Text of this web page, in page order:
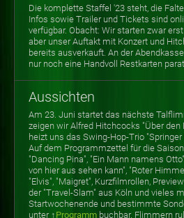
Die komplette Staffel '23 steht, die
Infos sowie Trailer und Tickets sind
verfügbar. Obacht: Wir starten zwar
aber unser Auftakt mit Konzert und
bereits ausverkauft. An der
nur noch eine Handvoll Restkarten
Aussichten
Am 23. Juni startet das nächste
zeigen wir Alfred Hitchcocks "Über den
heizt uns das Swing-Hop-Trio "Springer
Auf dem Programmzettel für die
"Dancing Pina", "Ein Mann namens
von hier aus sehen kann", "Roter
"Elvis", "Maigret", Kurzfilmrollen,
der "Travel-Slam" aus Köln und vieles
Startwochenende und bestimmte
unter ↑ Programm buchbar. Flimmern